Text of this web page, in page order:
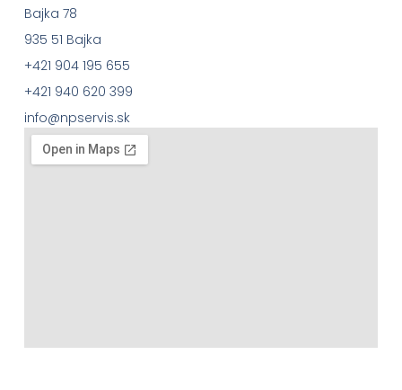
Bajka 78
935 51 Bajka
+421 904 195 655
+421 940 620 399
info@npservis.sk